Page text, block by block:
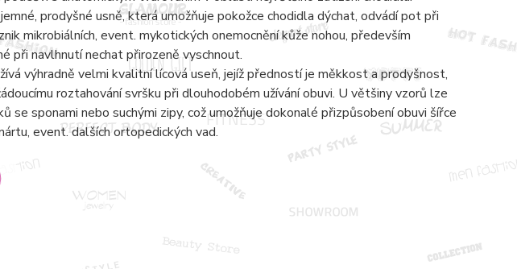
prodyšné usně, která umožňuje pokožce chodidla dýchat, odvádí pot při
mikrobiálních, event. mykotických onemocnění kůže nohou, především
při navlhnutí nechat přirozeně vyschnout.
výhradně velmi kvalitní lícová useň, jejíž předností je měkkost a prodyšnost,
roztahování svršku při dlouhodobém užívání obuvi. U většiny vzorů lze
se sponami nebo suchými zipy, což umožňuje dokonalé přizpůsobení obuvi šířce
event. dalších ortopedických vad.